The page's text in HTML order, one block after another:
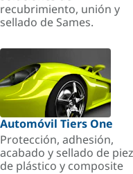
recubrimiento, unión y
sellado de Sames.
Automóvil Tiers One
Protección, adhesión,
acabado y sellado de
de plástico y composite